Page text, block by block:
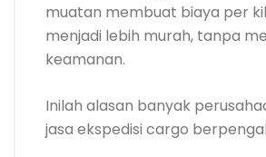
muatan membuat biaya per
menjadi lebih murah, tanpa
keamanan.
Inilah alasan banyak
jasa ekspedisi cargo